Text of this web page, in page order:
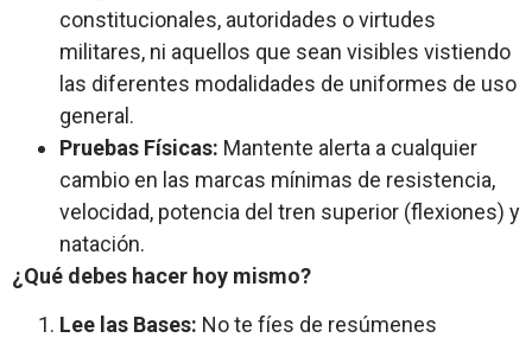
constitucionales, autoridades o virtudes
militares, ni aquellos que sean visibles vistiendo
las diferentes modalidades de uniformes de uso
general.
Pruebas Físicas: Mantente alerta a cualquier
cambio en las marcas mínimas de resistencia,
velocidad, potencia del tren superior (flexiones) y
natación.
¿Qué debes hacer hoy mismo?
Lee las Bases: No te fíes de resúmenes